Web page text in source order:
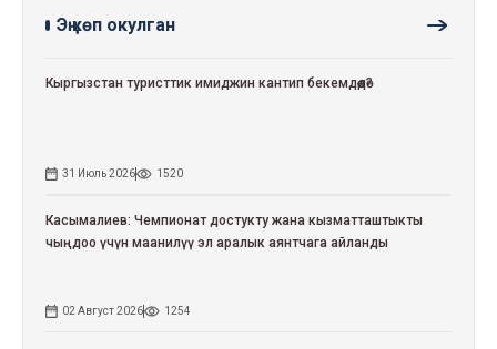
Эң көп окулган
Кыргызстан туристтик имиджин кантип бекемдөөдө?
31 Июль 2026 1520
Касымалиев: Чемпионат достукту жана кызматташтыкты
чыңдоо үчүн маанилүү эл аралык аянтчага айланды
02 Август 2026 1254